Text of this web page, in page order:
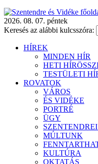
2026. 08. 07. péntek
Keresés az alábbi kulcsszóra:
HÍREK
MINDEN HÍR
HETI
TESTÜLETI
ROVATOK
VÁROS
ÉS VIDÉKE
PORTRÉ
ÜGY
MÚLTUNK
KULTÚRA
OKTATÁS